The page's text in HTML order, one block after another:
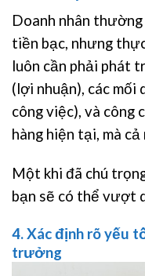
Doanh nhân
tiền bạc, nhưng
luôn cần phải phát
(lợi nhuận), các mối
công việc), và công
hàng hiện tại, mà
Một khi đã chú
bạn sẽ có thể vượt
4. Xác định rõ yếu
trưởng